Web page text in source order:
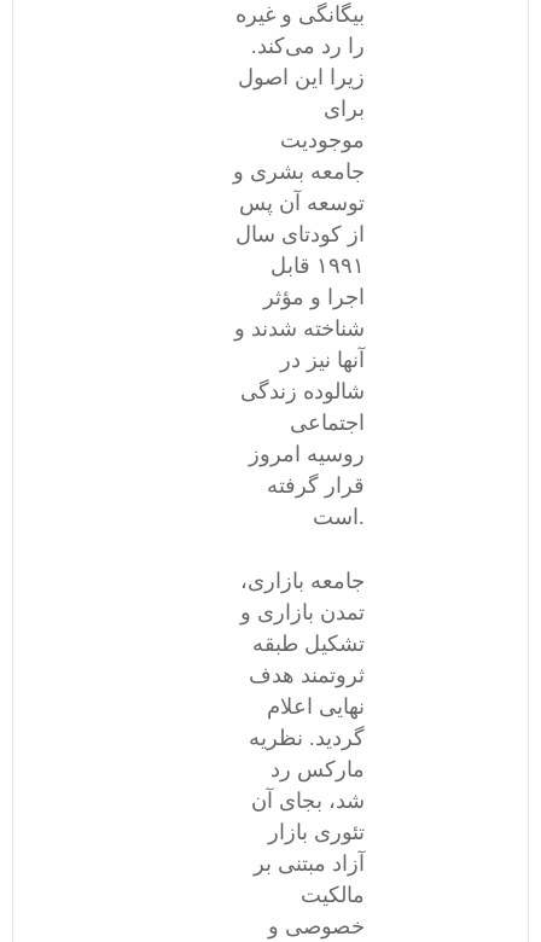
بیگانگی و غیره
را رد می‌کند.
زیرا این اصول
برای
موجودیت
جامعه بشری و
توسعه آن پس
از کودتای سال
١۹۹١ قابل
اجرا و مؤثر
شناخته شدند و
آنها نیز در
شالوده زندگی
اجتماعی
روسیه امروز
قرار گرفته
است.
جامعه بازاری،
تمدن بازاری و
تشکیل طبقه
ثروتمند هدف
نهایی اعلام
گردید. نظریه
مارکس رد
شد، بجای آن
تئوری بازار
آزاد مبتنی بر
مالکیت
خصوصی و